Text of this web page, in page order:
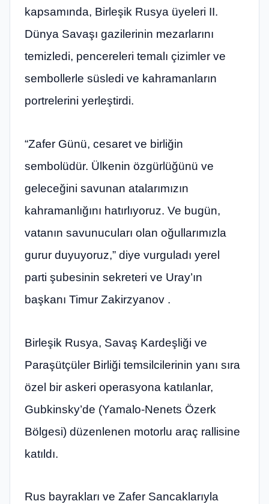
kapsamında, Birleşik Rusya üyeleri II.
Dünya Savaşı gazilerinin mezarlarını
temizledi, pencereleri temalı çizimler ve
sembollerle süsledi ve kahramanların
portrelerini yerleştirdi.
“Zafer Günü, cesaret ve birliğin
sembolüdür. Ülkenin özgürlüğünü ve
geleceğini savunan atalarımızın
kahramanlığını hatırlıyoruz. Ve bugün,
vatanın savunucuları olan oğullarımızla
gurur duyuyoruz,” diye vurguladı yerel
parti şubesinin sekreteri ve Uray’ın
başkanı Timur Zakirzyanov .
Birleşik Rusya, Savaş Kardeşliği ve
Paraşütçüler Birliği temsilcilerinin yanı sıra
özel bir askeri operasyona katılanlar,
Gubkinsky’de (Yamalo-Nenets Özerk
Bölgesi) düzenlenen motorlu araç rallisine
katıldı.
Rus bayrakları ve Zafer Sancaklarıyla